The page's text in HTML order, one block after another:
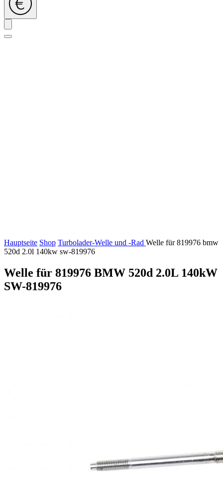
Hauptseite Shop Turbolader-Welle und -Rad Welle für 819976 bmw
520d 2.0l 140kw sw-819976
Welle für 819976 BMW 520d 2.0L 140kW
SW-819976